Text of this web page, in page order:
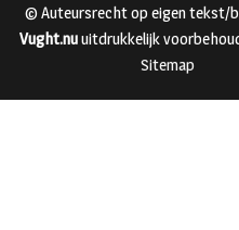
© Auteursrecht op eigen tekst/
Vught.nuuitdrukkelijk
Sitemap